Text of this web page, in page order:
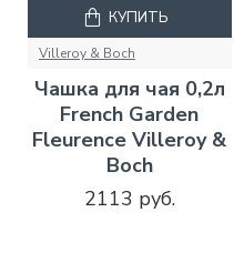
Villeroy & Boch
Чашка для чая 0,2л
French Garden
Fleurence Villeroy &
Boch
2113 руб.
КУПИТЬ